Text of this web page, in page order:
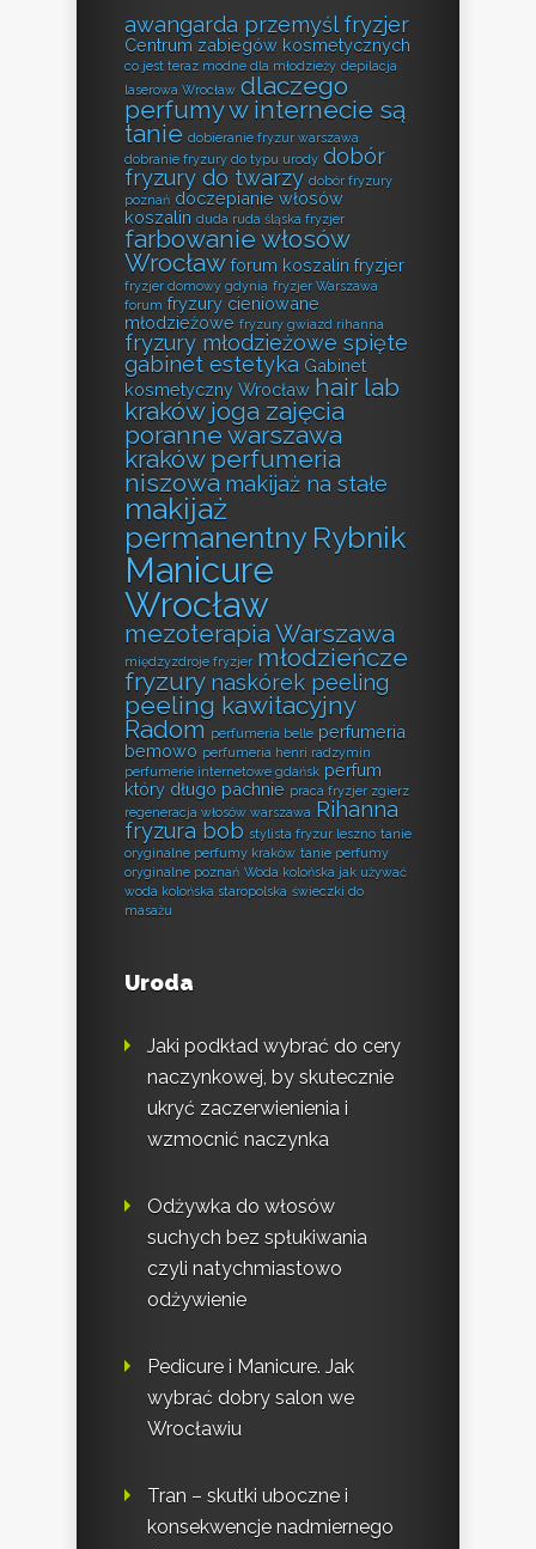
awangarda przemyśl fryzjer
Centrum zabiegów kosmetycznych
co jest teraz modne dla młodzieży depilacja
laserowa Wrocław dlaczego
perfumy w internecie są
tanie dobieranie fryzur warszawa
dobranie fryzury do typu urody dobór
fryzury do twarzy dobór fryzury
poznań doczepianie włosów
koszalin duda ruda śląska fryzjer
farbowanie włosów
Wrocław forum koszalin fryzjer
fryzjer domowy gdynia fryzjer Warszawa
forum fryzury cieniowane
młodzieżowe fryzury gwiazd rihanna
fryzury młodzieżowe spięte
gabinet estetyka Gabinet
kosmetyczny Wrocław hair lab
kraków joga zajęcia
poranne warszawa
kraków perfumeria
niszowa makijaż na stałe
makijaż
permanentny Rybnik
Manicure
Wrocław
mezoterapia Warszawa
międzyzdroje fryzjer młodzieńcze
fryzury naskórek peeling
peeling kawitacyjny
Radom perfumeria belle perfumeria
bemowo perfumeria henri radzymin
perfumerie internetowe gdańsk perfum
który długo pachnie praca fryzjer zgierz
regeneracja włosów warszawa Rihanna
fryzura bob stylista fryzur leszno tanie
oryginalne perfumy kraków tanie perfumy
oryginalne poznań Woda kolońska jak używać
woda kolońska staropolska świeczki do
masażu
Uroda
Jaki podkład wybrać do cery
naczynkowej, by skutecznie
ukryć zaczerwienienia i
wzmocnić naczynka
Odżywka do włosów
suchych bez spłukiwania
czyli natychmiastowo
odżywienie
Pedicure i Manicure. Jak
wybrać dobry salon we
Wrocławiu
Tran – skutki uboczne i
konsekwencje nadmiernego